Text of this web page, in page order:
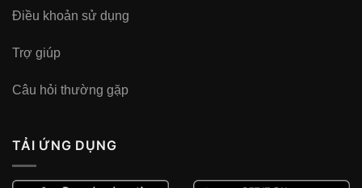
Điều khoản sử dụng
Trợ giúp
Câu hỏi thường gặp
TẢI ỨNG DỤNG